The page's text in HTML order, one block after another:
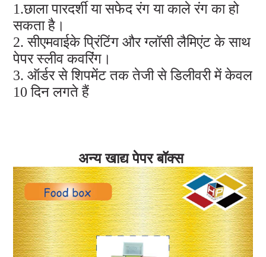
1.छाला पारदर्शी या सफेद रंग या काले रंग का हो
सकता है।
2. सीएमवाईके प्रिंटिंग और ग्लॉसी लैमिएंट के साथ
पेपर स्लीव कवरिंग।
3. ऑर्डर से शिपमेंट तक तेजी से डिलीवरी में केवल
10 दिन लगते हैं
अन्य खाद्य पेपर बॉक्स